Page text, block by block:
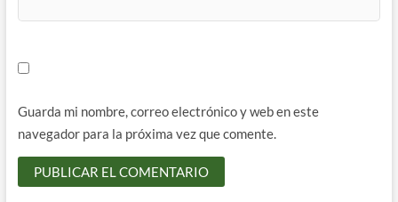
Guarda mi nombre, correo electrónico y web en este
navegador para la próxima vez que comente.